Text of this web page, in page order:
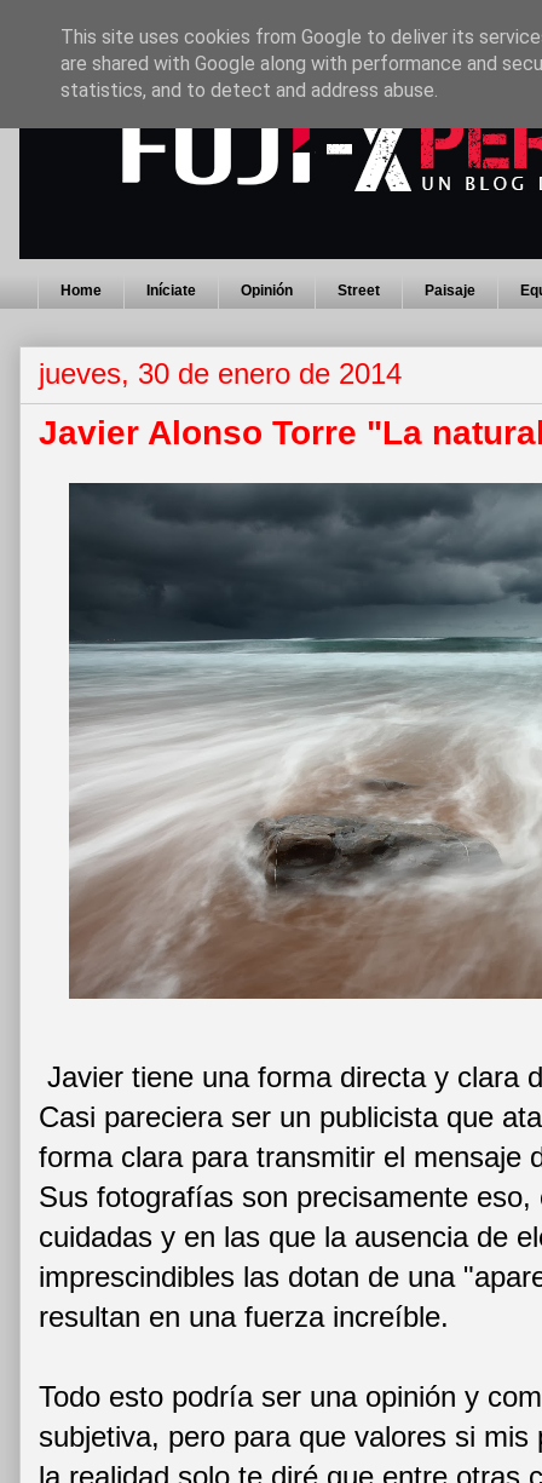
Home Iníciate Opinión Street Paisaje
jueves, 30 de enero de 2014
Javier Alonso Torre "La
Javier tiene una forma directa y clara
Casi pareciera ser un publicista que
forma clara para transmitir el mensaje
Sus fotografías son precisamente eso,
cuidadas y en las que la ausencia de
imprescindibles las dotan de una
resultan en una fuerza increíble.
Todo esto podría ser una opinión y
subjetiva, pero para que valores si mis
This site uses cookies from Google to deliver its
are shared with Google along with performance and
statistics, and to detect and address abuse.